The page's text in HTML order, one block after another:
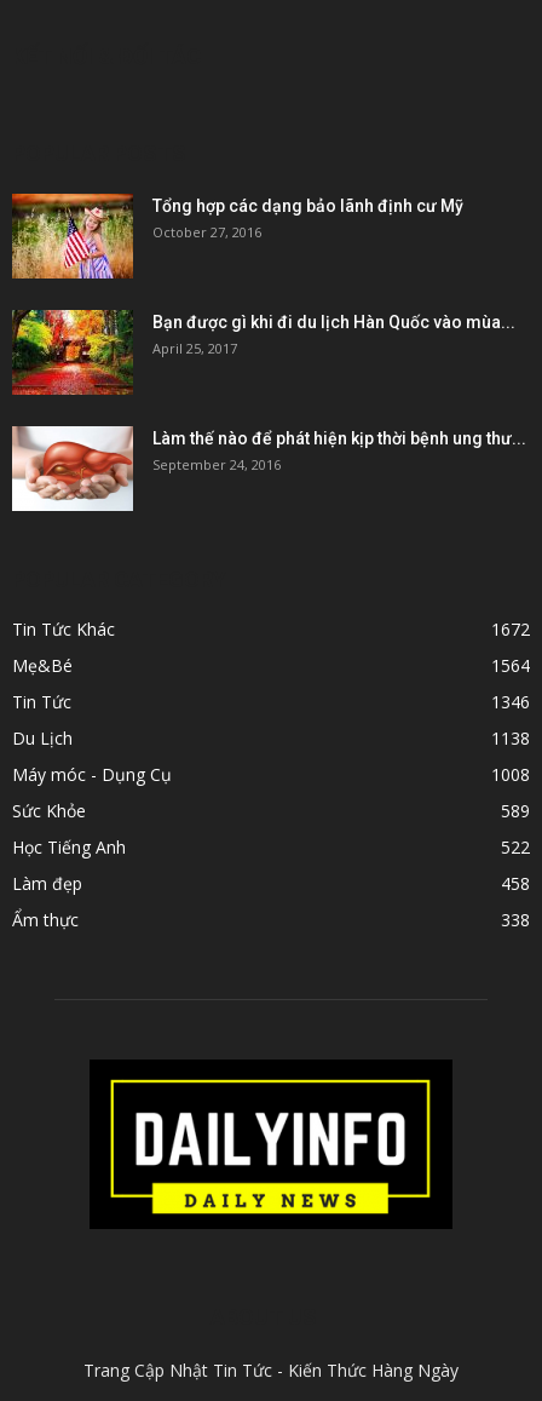
Tổng hợp các dạng bảo lãnh định cư Mỹ
October 27, 2016
Bạn được gì khi đi du lịch Hàn Quốc vào mùa...
April 25, 2017
Làm thế nào để phát hiện kịp thời bệnh ung thư...
September 24, 2016
Tin Tức Khác
1672
Mẹ&Bé
1564
Tin Tức
1346
Du Lịch
1138
Máy móc - Dụng Cụ
1008
Sức Khỏe
589
Học Tiếng Anh
522
Làm đẹp
458
Ẩm thực
338
Trang Cập Nhật Tin Tức - Kiến Thức Hàng Ngày